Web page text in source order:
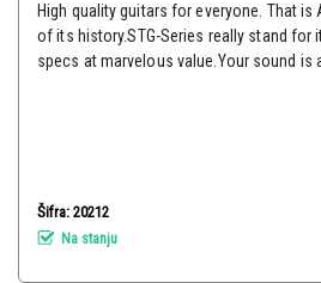
High quality guitars for everyone. That is
of its history.STG-Series really stand for
specs at marvelous value.Your sound is
Šifra: 20212
Na stanju